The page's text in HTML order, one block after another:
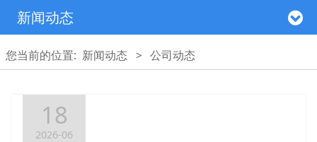
新闻动态
您当前的位置: 新闻动态 > 公司动态
18
2026-06